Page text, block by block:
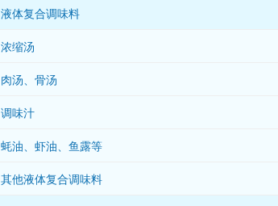
液体复合调味料
浓缩汤
肉汤、骨汤
调味汁
蚝油、虾油、鱼露等
其他液体复合调味料